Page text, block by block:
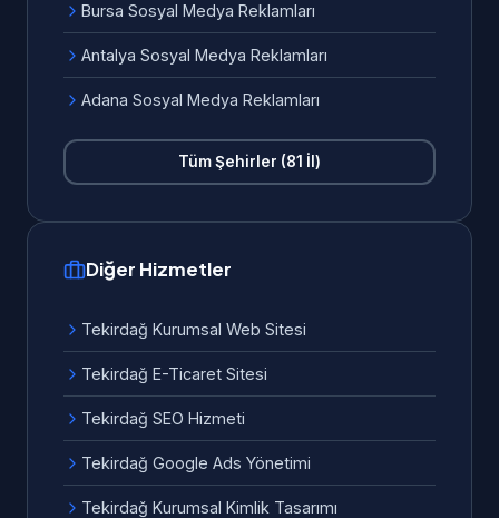
Bursa Sosyal Medya Reklamları
Antalya Sosyal Medya Reklamları
Adana Sosyal Medya Reklamları
Tüm Şehirler (81 İl)
Diğer Hizmetler
Tekirdağ Kurumsal Web Sitesi
Tekirdağ E-Ticaret Sitesi
Tekirdağ SEO Hizmeti
Tekirdağ Google Ads Yönetimi
Tekirdağ Kurumsal Kimlik Tasarımı